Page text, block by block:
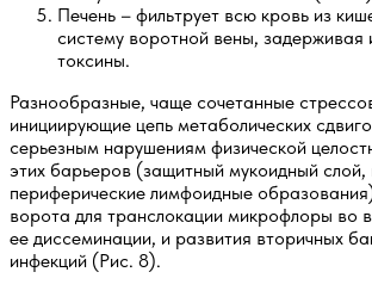
Печень – фильтрует всю кровь из
систему воротной вены, задерживая
токсины.
Разнообразные, чаще сочетанные
инициирующие цепь метаболических
серьезным нарушениям физической
этих барьеров (защитный мукоидный слой,
периферические лимфоидные
ворота для транслокации микрофлоры во
ее диссеминации, и развития вторичных
инфекций (Рис. 8).